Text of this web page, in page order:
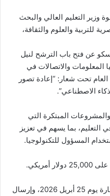
وزير التعليم العالي والبحث
للتربية والعلوم والثقافة،
عن فتح باب الترشح لنيل
المعلومات والاتصالات في
تأتي هذا العام تحت شعار: “إعادة تصور
الاصطناعي”.
المبتكرة التي
بما يسهم في تعزيز
المسؤول للتكنولوجيا.
آخر موعد للتقديم واستيفاء الاستمارة يوم 25 أبريل 2026، وإرسال